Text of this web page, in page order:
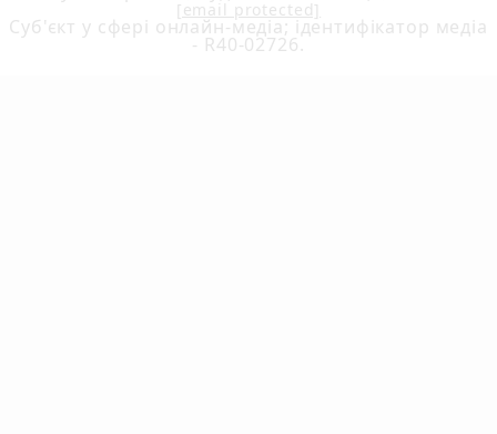
[email protected]
Cуб'єкт у сфері онлайн-медіа; ідентифікатор медіа
- R40-02726.